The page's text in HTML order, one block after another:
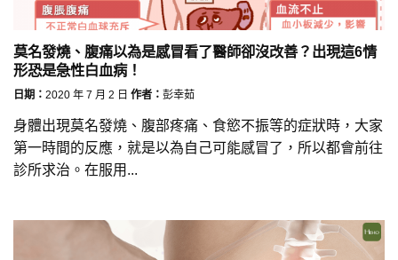
莫名發燒、腹痛以為是感冒看了醫師卻沒改善？出現這6情
形恐是急性白血病！
日期： 2020 年 7 月 2 日 作者： 彭幸茹
身體出現莫名發燒、腹部疼痛、食慾不振等的症狀時，大家
第一時間的反應，就是以為自己可能感冒了，所以都會前往
診所求治。在服用...